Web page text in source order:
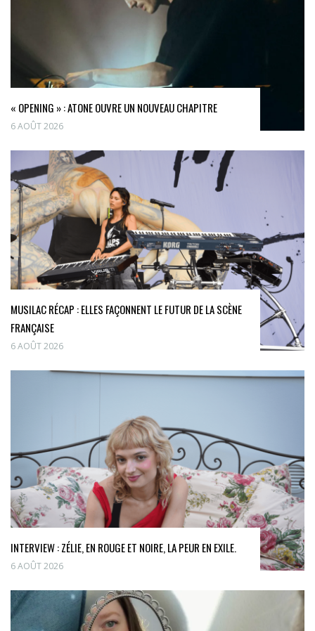
« OPENING » : ATONE OUVRE UN NOUVEAU CHAPITRE
6 AOÛT 2026
MUSILAC RÉCAP : ELLES FAÇONNENT LE FUTUR DE LA SCÈNE
FRANÇAISE
6 AOÛT 2026
INTERVIEW : ZÉLIE, EN ROUGE ET NOIRE, LA PEUR EN EXILE.
6 AOÛT 2026